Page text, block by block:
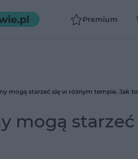
Premium
mogą starzeć się w różnym tempie. Jak
mogą